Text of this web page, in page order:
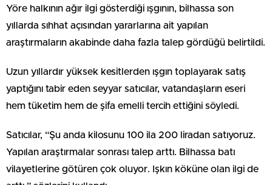
Yöre halkının ağır ilgi gösterdiği ışgının, bilhassa son
yıllarda sıhhat açısından yararlarına ait yapılan
araştırmaların akabinde daha fazla talep gördüğü belirtildi.
Uzun yıllardır yüksek kesitlerden ışgın toplayarak satış
yaptığını tabir eden seyyar satıcılar, vatandaşların eseri
hem tüketim hem de şifa emelli tercih ettiğini söyledi.
Satıcılar, “Şu anda kilosunu 100 ila 200 liradan satıyoruz.
Yapılan araştırmalar sonrası talep arttı. Bilhassa batı
vilayetlerine götüren çok oluyor. Işkın köküne olan ilgi de